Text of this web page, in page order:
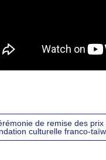
de remise des
culturelle franco-